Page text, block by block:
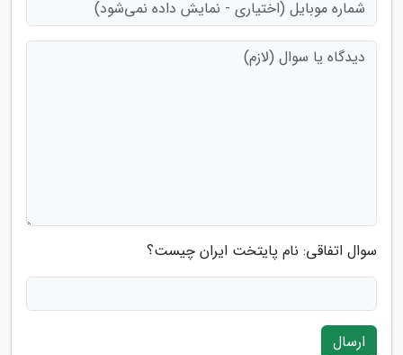
سوال اتفاقی: نام پایتخت ایران چیست؟
ارسال